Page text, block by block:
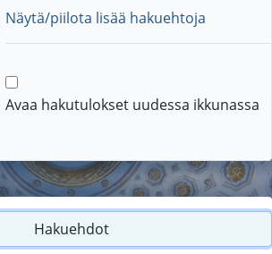
Näytä/piilota lisää hakuehtoja
Avaa hakutulokset uudessa ikkunassa
Hakuehdot